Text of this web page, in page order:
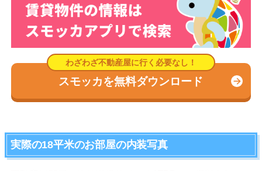
スモッカを無料ダウンロード
実際の18平米のお部屋の内装写真